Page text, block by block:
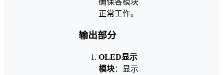
正常工作。
输出部分
OLED显示
模块：显示